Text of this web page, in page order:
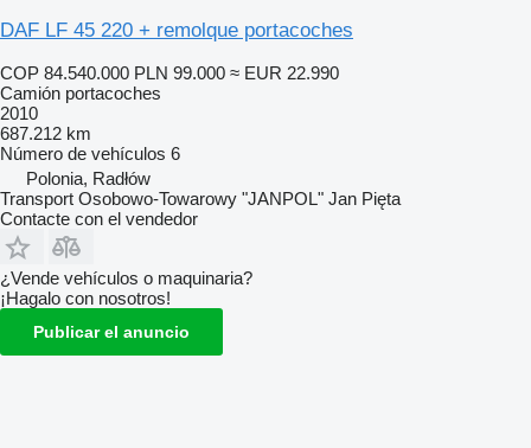
DAF LF 45 220 + remolque portacoches
COP 84.540.000 PLN 99.000 ≈ EUR 22.990
Camión portacoches
2010
687.212 km
Número de vehículos 6
Polonia, Radłów
Transport Osobowo-Towarowy "JANPOL" Jan Pięta
Contacte con el vendedor
¿Vende vehículos o maquinaria?
¡Hagalo con nosotros!
Publicar el anuncio